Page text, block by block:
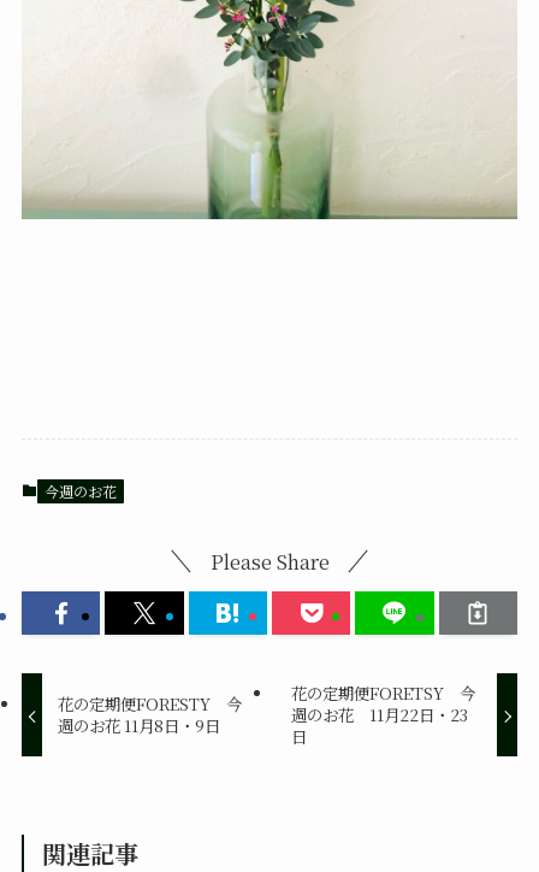
今週のお花
Please Share
花の定期便FORESTY 今
週のお花 11月8日・9日
花の定期便FORETSY 今
週のお花 11月22日・23
日
関連記事